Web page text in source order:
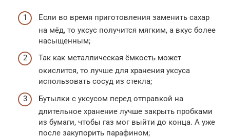
Если во время приготовления заменить сахар
на мёд, то уксус получится мягким, а вкус более
насыщенным;
Так как металлическая ёмкость может
окислится, то лучше для хранения уксуса
использовать сосуд из стекла;
Бутылки с уксусом перед отправкой на
длительное хранение лучше закрыть пробками
из бумаги, чтобы газ мог выйти до конца. А уже
после закупорить парафином;